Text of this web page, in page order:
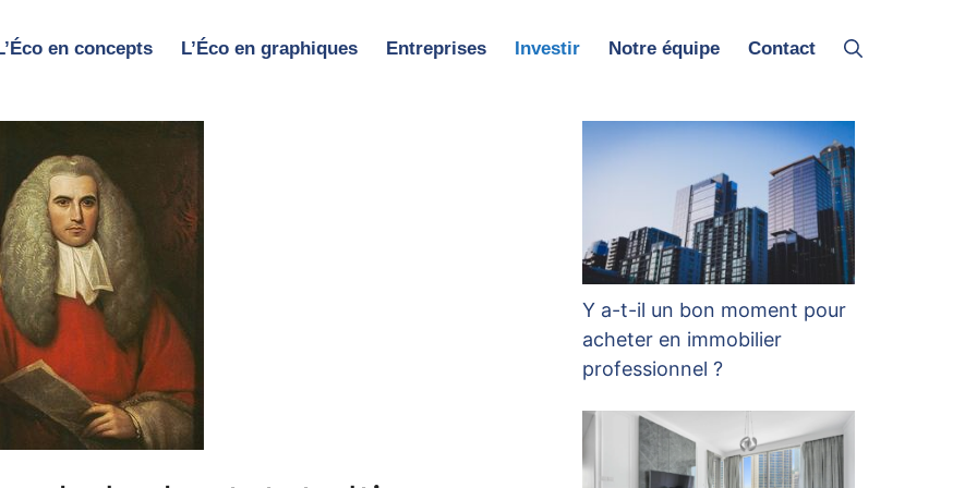
en concepts L’Éco en graphiques Entreprises Investir Notre équipe Contact
Y a-t-il un bon moment pour
acheter en immobilier
professionnel ?